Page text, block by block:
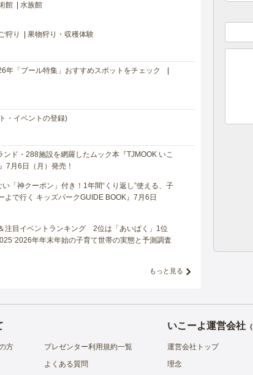
館 水族館
狩り 果物狩り・収穫体験
年「プール特集」おすすめスポットをチェック
・イベントの登録)
ンド・288施設を網羅したムック本『TJMOOK いこ
7月6日（月）発売！
「神クーポン」付き！1年間“くり返し”使える、子
で行く キッズパークGUIDE BOOK』7月6日
注目イベントランキング 2位は「あいぱく」1位
年年末年始の子育て世帯の実態と予測調査
もっと見る
方
プレゼンター利用規約一覧
よくある質問
いこーよ運営会社（
運営会社トップ
理念